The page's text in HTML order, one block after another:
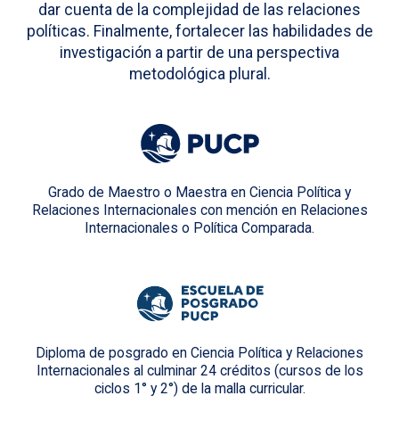
dar cuenta de la complejidad de las relaciones
políticas. Finalmente, fortalecer las habilidades de
investigación a partir de una perspectiva
metodológica plural.
Grado de Maestro o Maestra en Ciencia Política y
Relaciones Internacionales con mención en Relaciones
Internacionales o Política Comparada.
Diploma de posgrado en Ciencia Política y Relaciones
Internacionales al culminar 24 créditos (cursos de los
ciclos 1° y 2°) de la malla curricular.